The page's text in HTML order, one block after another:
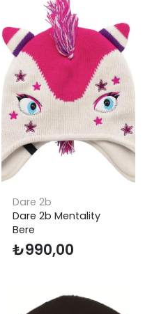
Dare 2b
Dare 2b Mentality
Bere
₺990,00